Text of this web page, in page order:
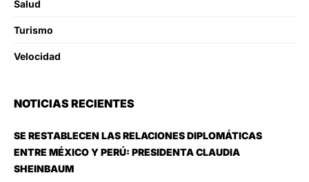
Salud
Turismo
Velocidad
NOTICIAS RECIENTES
SE RESTABLECEN LAS RELACIONES DIPLOMÁTICAS
ENTRE MÉXICO Y PERÚ: PRESIDENTA CLAUDIA
SHEINBAUM